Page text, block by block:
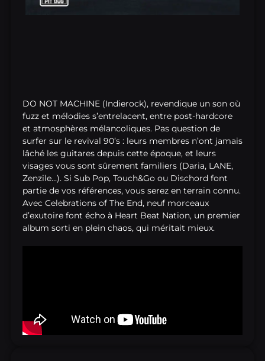
DO NOT MACHINE (Indierock), revendique un son où
fuzz et mélodies s’entrelacent, entre post-hardcore
et atmosphères mélancoliques. Pas question de
surfer sur le revival 90’s : leurs membres n’ont jamais
lâché les guitares depuis cette époque, et leurs
visages vous sont sûrement familiers (Daria, LANE,
Zenzile…). Si Sub Pop, Touch&Go ou Dischord font
partie de vos références, vous serez en terrain connu.
Avec Celebrations of The End, neuf morceaux
d’exutoire font écho à Heart Beat Nation, un premier
album sorti en plein chaos, qui méritait mieux.